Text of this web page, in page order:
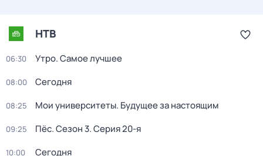
НТВ
06:30 Утро. Самое лучшее
08:00 Сегодня
08:25 Мои университеты. Будущее за настоящим
09:25 Пёс. Сезон 3. Серия 20-я
10:00 Сегодня